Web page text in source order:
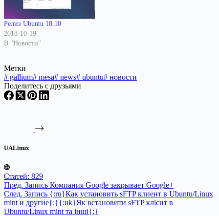
Релиз Ubuntu 18.10
2018-10-19
В "Новости"
Метки
# gallium# mesa# news# ubuntu# новости
Поделитесь с друзьями
UALinux
Статей: 829
Пред. Запись Компания Google закрывает Google+
След. Запись {:ru}Как установить sFTP клиент в Ubuntu/Linux
mint и другие{:}{:uk}Як встановити sFTP клієнт в
Ubuntu/Linux mint та інші{:}